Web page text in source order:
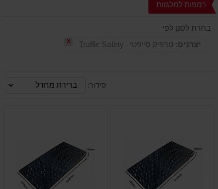
רמפות למלגזות
בחרת לסנן לפי
יצרנים: טרפיק סייפטי - Traffic Safety X
סידור: